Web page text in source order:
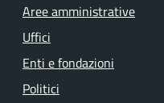
Aree amministrative
Uffici
Enti e fondazioni
Politici